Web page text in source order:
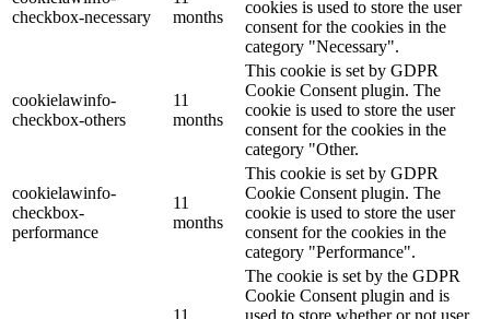
checkbox-necessary
months
cookies is used to store the user
consent for the cookies in the
category "Necessary".
cookielawinfo-
checkbox-others
11
months
This cookie is set by GDPR
Cookie Consent plugin. The
cookie is used to store the user
consent for the cookies in the
category "Other.
cookielawinfo-
checkbox-
performance
11
months
This cookie is set by GDPR
Cookie Consent plugin. The
cookie is used to store the user
consent for the cookies in the
category "Performance".
The cookie is set by the GDPR
Cookie Consent plugin and is